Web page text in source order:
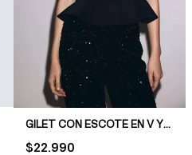
GILET CON ESCOTE EN V Y PEPLUM
PRICE:
$22.990